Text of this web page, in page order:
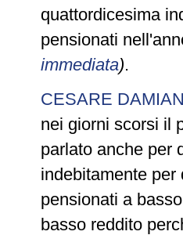
quattordicesima
pensionati
immediata).
CESARE
nei giorni scorsi il
parlato anche per
indebitamente
pensionati a
basso reddito